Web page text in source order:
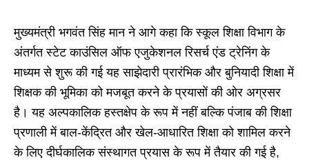
मुख्यमंत्री भगवंत सिंह मान ने आगे कहा कि स्कूल शिक्षा विभाग के
अंतर्गत स्टेट काउंसिल ऑफ एजुकेशनल रिसर्च एंड ट्रेनिंग के
माध्यम से शुरू की गई यह साझेदारी प्रारंभिक और बुनियादी शिक्षा में
शिक्षक की भूमिका को मजबूत करने के प्रयासों की ओर अग्रसर
है। यह अल्पकालिक हस्तक्षेप के रूप में नहीं बल्कि पंजाब की शिक्षा
प्रणाली में बाल-केंद्रित और खेल-आधारित शिक्षा को शामिल करने
के लिए दीर्घकालिक संस्थागत प्रयास के रूप में तैयार की गई है,